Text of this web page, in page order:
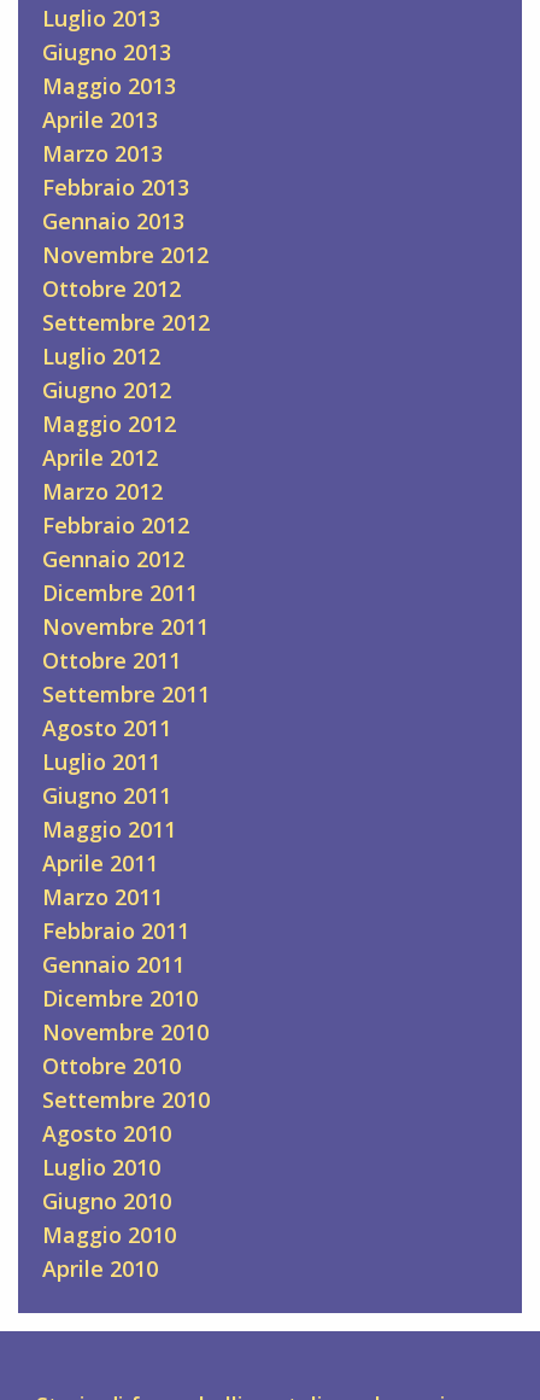
Luglio 2013
Giugno 2013
Maggio 2013
Aprile 2013
Marzo 2013
Febbraio 2013
Gennaio 2013
Novembre 2012
Ottobre 2012
Settembre 2012
Luglio 2012
Giugno 2012
Maggio 2012
Aprile 2012
Marzo 2012
Febbraio 2012
Gennaio 2012
Dicembre 2011
Novembre 2011
Ottobre 2011
Settembre 2011
Agosto 2011
Luglio 2011
Giugno 2011
Maggio 2011
Aprile 2011
Marzo 2011
Febbraio 2011
Gennaio 2011
Dicembre 2010
Novembre 2010
Ottobre 2010
Settembre 2010
Agosto 2010
Luglio 2010
Giugno 2010
Maggio 2010
Aprile 2010